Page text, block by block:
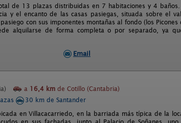
de 13 plazas distribuidas en 7 habitaciones y 4
y el encanto de las casas pasiegas, situada sobre el
con sus imponentes montañas al fondo (los Picones
alquilarse de forma completa o por separado, ya
Email
a 16,4 km de Cotillo (Cantabria)
30 km de Santander
en Villacacarriedo, en la barriada más típica de la
en sus fachadas, junto al Palacio de Soñanes,